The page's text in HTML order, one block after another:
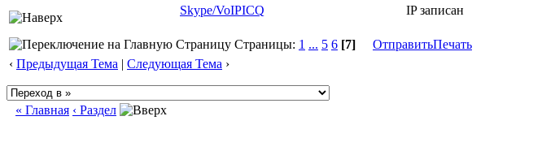
Skype/VoIPICQ IP записан
Страницы: 1 ... 5 6 [7] ОтправитьПечать
‹ Предыдущая Тема | Следующая Тема ›
« Главная ‹ Раздел